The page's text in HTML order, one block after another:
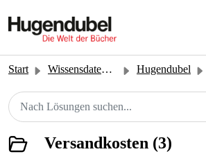
Start Wissensdatenbank Hugendubel
Versandkosten (3)